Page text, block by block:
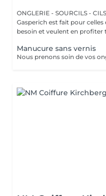
ONGLERIE - SOURCILS -
Gasperich est fait pour
besoin et veulent en profiter
Manucure sans vernis